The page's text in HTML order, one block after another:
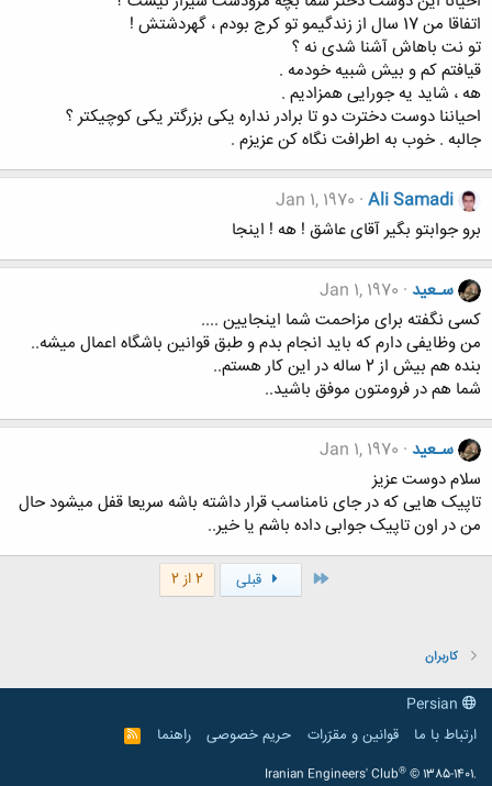
اتفاقا من 17 سال از زندگیمو تو کرج بودم ، گهردشتش !
تو نت باهاش آشنا شدی نه ؟
قیافتم کم و بیش شبیه خودمه .
هه ، شاید یه جورایی همزادیم .
احیاننا دوست دخترت دو تا برادر نداره یکی بزرگتر یکی کوچیکتر ؟
جالبه . خوب به اطرافت نگاه کن عزیزم .
Ali Samadi
Jan 1, 1970
برو جوابتو بگیر آقای عاشق ! هه ! اینجا
سـعید Jan 1, 1970
کسی نگفته برای مزاحمت شما اینجایین ....
من وظایفی دارم که باید انجام بدم و طبق قوانین باشگاه اعمال میشه..
بنده هم بیش از 2 ساله در این کار هستم..
شما هم در فرومتون موفق باشید..
سـعید Jan 1, 1970
سلام دوست عزیز
تاپیک هایی که در جای نامناسب قرار داشته باشه سریعا قفل میشود حال
من در اون تاپیک جوابی داده باشم یا خیر..
اول قبلی 2 از 2
کاربران
ارتباط با ما
قوانین و مقرّرات حریم خصوصی راهنما
R
S
Iranian Engineers' Club® © 1385-1401.